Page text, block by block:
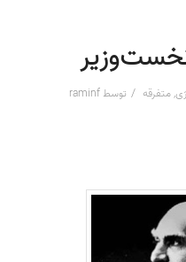
,متفرقه / توسط raminf